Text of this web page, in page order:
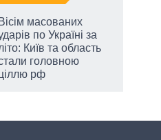
Вісім масованих
по Україні за
Київ та область
головною
рф